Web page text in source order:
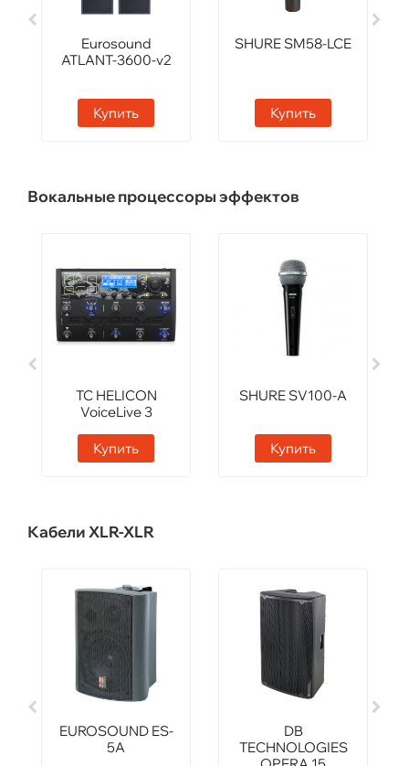
Eurosound
ATLANT-3600-v2
Купить
SHURE SM58-LCE
Купить
Вокальные процессоры эффектов
TC HELICON
VoiceLive 3
Купить
SHURE SV100-A
Купить
Кабели XLR-XLR
EUROSOUND ES-
5A
DB
TECHNOLOGIES